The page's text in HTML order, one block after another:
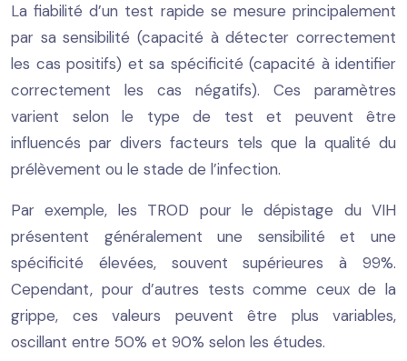
La fiabilité d’un test rapide se mesure principalement
par sa sensibilité (capacité à détecter correctement
les cas positifs) et sa spécificité (capacité à identifier
correctement les cas négatifs). Ces paramètres
varient selon le type de test et peuvent être
influencés par divers facteurs tels que la qualité du
prélèvement ou le stade de l’infection.
Par exemple, les TROD pour le dépistage du VIH
présentent généralement une sensibilité et une
spécificité élevées, souvent supérieures à 99%.
Cependant, pour d’autres tests comme ceux de la
grippe, ces valeurs peuvent être plus variables,
oscillant entre 50% et 90% selon les études.